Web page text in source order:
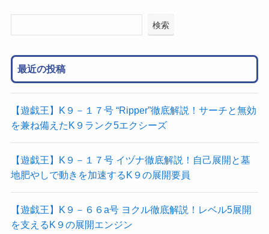
検索
最近の投稿
【遊戯王】K９－１７号 “Ripper”徹底解説！サーチと無効
を兼ね備えたK９ランク5エクシーズ
【遊戯王】K９－１７号 イヅナ徹底解説！自己展開と墓
地肥やしで動きを加速するK９の展開要員
【遊戯王】K９－６６a号 ヨクル徹底解説！レベル5展開
を支えるK９の展開エンジン